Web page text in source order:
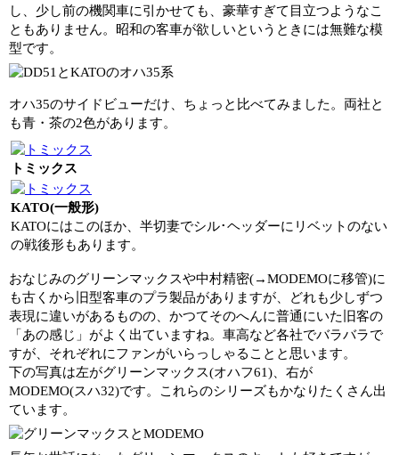
し、少し前の機関車に引かせても、豪華すぎて目立つようなこ
ともありません。昭和の客車が欲しいというときには無難な模
型です。
オハ35のサイドビューだけ、ちょっと比べてみました。両社と
も青・茶の2色があります。
トミックス
KATO(一般形)
KATOにはこのほか、半切妻でシル･ヘッダーにリベットのない
の戦後形もあります。
おなじみのグリーンマックスや中村精密(→MODEMOに移管)に
も古くから旧型客車のプラ製品がありますが、どれも少しずつ
表現に違いがあるものの、かつてそのへんに普通にいた旧客の
「あの感じ」がよく出ていますね。車高など各社でバラバラで
すが、それぞれにファンがいらっしゃることと思います。
下の写真は左がグリーンマックス(オハフ61)、右が
MODEMO(スハ32)です。これらのシリーズもかなりたくさん出
ています。